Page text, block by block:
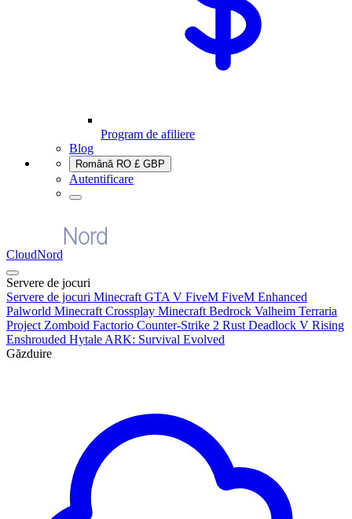
Program de afiliere
Blog
Română RO £ GBP
Autentificare
CloudNord
Servere de jocuri
Servere de jocuri Minecraft GTA V FiveM FiveM Enhanced
Palworld Minecraft Crossplay Minecraft Bedrock Valheim Terraria
Project Zomboid Factorio Counter-Strike 2 Rust Deadlock V Rising
Enshrouded Hytale ARK: Survival Evolved
Găzduire